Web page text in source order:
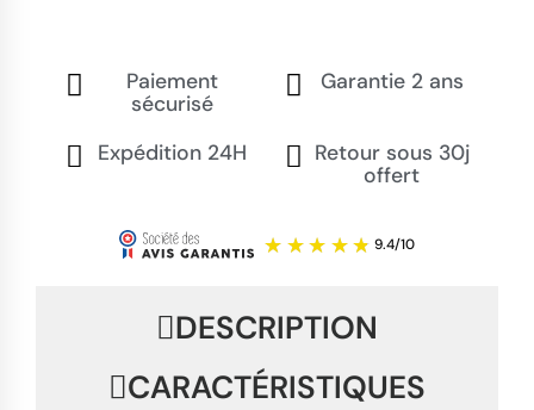
Paiement
sécurisé
Garantie 2 ans
Expédition 24H
Retour sous 30j
offert
DESCRIPTION
CARACTÉRISTIQUES